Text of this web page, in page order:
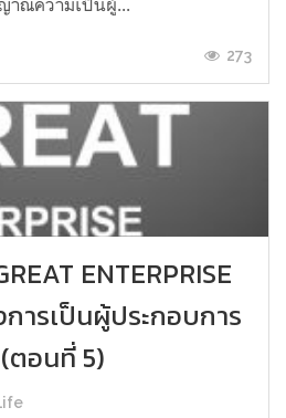
273
ENTERPRISE
รเป็นผู้ประกอบการ
ตอนที่ 5)